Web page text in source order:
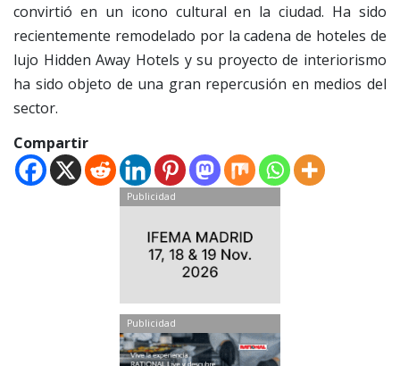
convirtió en un icono cultural en la ciudad. Ha sido
recientemente remodelado por la cadena de hoteles de
lujo Hidden Away Hotels y su proyecto de interiorismo
ha sido objeto de una gran repercusión en medios del
sector.
Compartir
Publicidad
Publicidad